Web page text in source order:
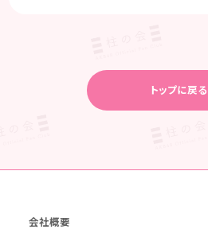
トップに戻る
会社概要